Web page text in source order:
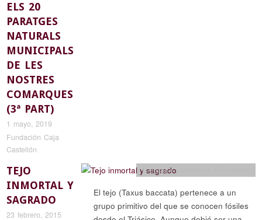
ELS 20
PARATGES
NATURALS
MUNICIPALS
DE LES
NOSTRES
COMARQUES
(3ª PART)
1 mayo, 2019
Fundación Caja
Castellón
TEJO
INMORTAL Y
SAGRADO
23 febrero, 2015
Ciencia y naturaleza
El tejo (Taxus baccata) pertenece a un
grupo primitivo del que se conocen fósiles